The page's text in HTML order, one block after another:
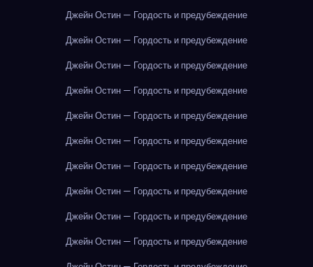
Джейн Остин — Гордость и предубеждение
Джейн Остин — Гордость и предубеждение
Джейн Остин — Гордость и предубеждение
Джейн Остин — Гордость и предубеждение
Джейн Остин — Гордость и предубеждение
Джейн Остин — Гордость и предубеждение
Джейн Остин — Гордость и предубеждение
Джейн Остин — Гордость и предубеждение
Джейн Остин — Гордость и предубеждение
Джейн Остин — Гордость и предубеждение